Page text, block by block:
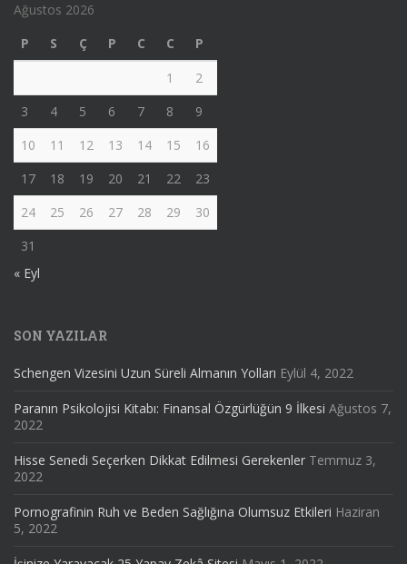
Ağustos 2026
P
S Ç P C C
P
1
2
3
4 5 6 7 8
9
10
11 12 13 14 15
16
17
18 19 20 21 22
23
24
25 26 27 28 29
30
31
« Eyl
SON YAZILAR
Schengen Vizesini Uzun Süreli Almanın Yolları Eylül 4, 2022
Paranın Psikolojisi Kitabı: Finansal Özgürlüğün 9 İlkesi Ağustos 7,
2022
Hisse Senedi Seçerken Dikkat Edilmesi Gerekenler Temmuz 3,
2022
Pornografinin Ruh ve Beden Sağlığına Olumsuz Etkileri Haziran
5, 2022